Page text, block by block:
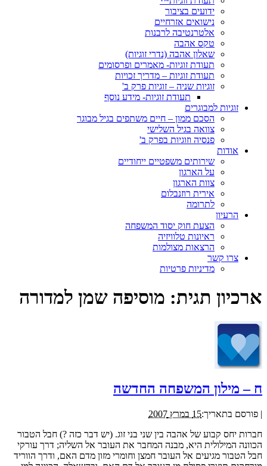
ידועים בציבור
נישואים אזרחיים
אלטרנטיבה לרבנות
טקס אהבה
שאלון אהבה (נדרי זוגיות)
תעודת זוגיות- מאמרים ופרסומים
תעודת זוגיות – מדריך זכויות
זוגיות שניה – זוגיות פרק ב'
תעודת זוגיות- מידע נוסף
זוגיות למבוגרים
הסכם ממון – חיים משתפים בגיל מבוגר
צוואה בגיל השלישי
פנסיה וזוגיות בפרק ב'
אודות
שירותים משפטיים ייחודיים
על הארגון
צוות הארגון
אירית רוזנבלום
לתרומה
הרעיון
הצעת חוק יסוד המשפחה
ראיונות טלוויזיה
הרצאות מצולמות
צרו קשר
מדיניות פרטיות
ארכיון תגית: מוסיפה שמן למדורה
ח – מילון המשפחה החדשה
| פורסם בתאריך:15 במרץ 2007
חברות יחס קבוע של אהבה בין שני בני זוג. (יש דבר כזה ?) חבל הטבור
הכוונה המילולית היא, מבנה המחבר את העובר אל השליה; דרך עורקי
חבל הטבור מגיעים אל העובר חמצן וחומרי מזון מדם האם, ודרך הווריד